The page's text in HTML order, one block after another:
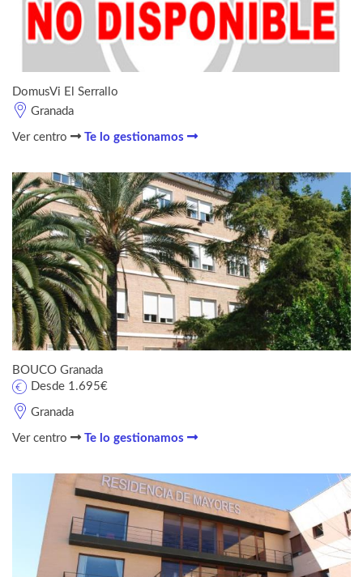
DomusVi El Serrallo
Granada
Ver centro Te lo gestionamos
BOUCO Granada
Granada
Desde 1.695€
Ver centro Te lo gestionamos